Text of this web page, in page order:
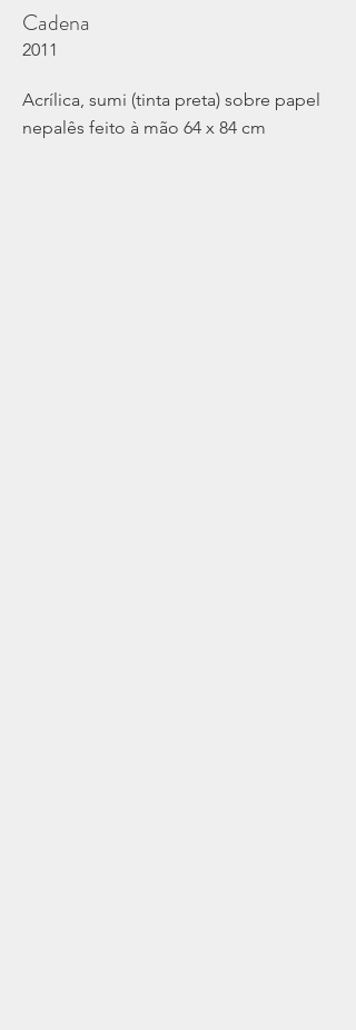
Cadena
2011
Acrílica, sumi (tinta preta) sobre papel
nepalês feito à mão 64 x 84 cm